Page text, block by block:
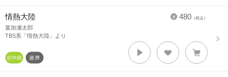
480 （税込）
情熱大陸
葉加瀬太郎
TBS系「情熱大陸」より